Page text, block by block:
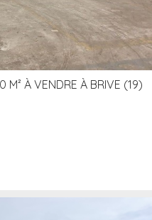
M² À VENDRE À BRIVE (19)